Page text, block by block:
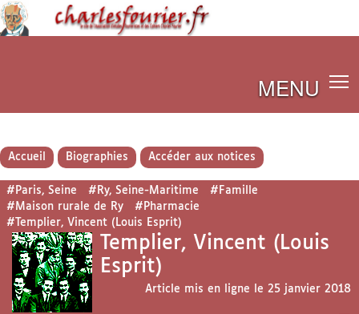
MENU
Accueil Biographies Accéder aux notices
#Paris, Seine #Ry, Seine-Maritime
#Famille
#Maison rurale de Ry
#Pharmacie
#Templier, Vincent (Louis Esprit)
Templier, Vincent (Louis
Esprit)
Article mis en ligne le 25 janvier 2018